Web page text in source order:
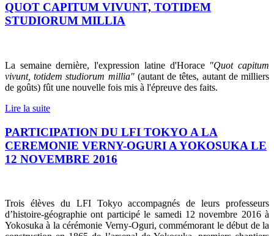
QUOT CAPITUM VIVUNT, TOTIDEM
STUDIORUM MILLIA
La semaine dernière, l'expression latine d'Horace "Quot capitum
vivunt, totidem studiorum millia"(autant de têtes, autant de milliers
de goûts) fût une nouvelle fois mis à l'épreuve des faits.
Lire la suite
PARTICIPATION DU LFI TOKYO A LA
CEREMONIE VERNY-OGURI A YOKOSUKA LE
12 NOVEMBRE 2016
Trois élèves du LFI Tokyo accompagnés de leurs professeurs
d’histoire-géographie ont participé le samedi 12 novembre 2016 à
Yokosuka à la cérémonie Verny-Oguri, commémorant le début de la